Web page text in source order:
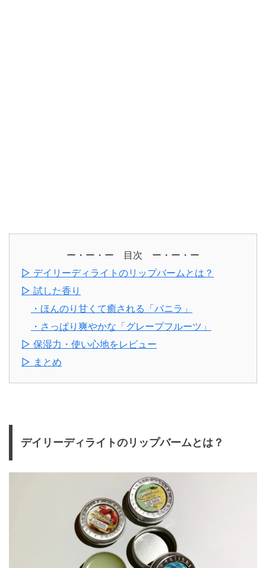
ー・ー・ー 目次 ー・ー・ー
▷ デイリーディライトのリップバームとは？
▷ 試した香り
・ほんのり甘くて癒される「バニラ」
・さっぱり爽やかな「グレープフルーツ」
▷ 保湿力・使い心地をレビュー
▷ まとめ
デイリーディライトのリップバームとは？